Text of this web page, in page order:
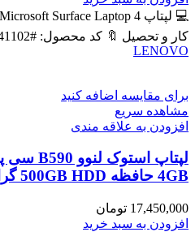
59,400,000 تومان
کار و تحصیل 🔖 کد محصول: #41102 📸
LENOVO
برای مقایسه اضافه کنید
مشاهده سریع
افزودن به علاقه مندی
4GB حافظه 500GB HDD گرافیک مجزا
17,450,000 تومان
افزودن به سبد خرید